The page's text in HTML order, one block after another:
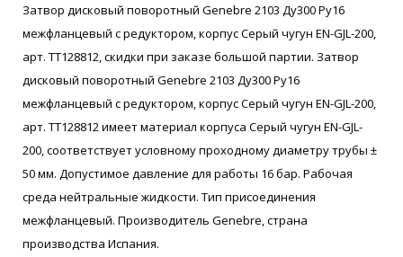
Затвор дисковый поворотный Genebre 2103 Ду300 Ру16
межфланцевый с редуктором, корпус Серый чугун EN-GJL-200,
арт. ТТ128812, скидки при заказе большой партии. Затвор
дисковый поворотный Genebre 2103 Ду300 Ру16
межфланцевый с редуктором, корпус Серый чугун EN-GJL-200,
арт. ТТ128812 имеет материал корпуса Серый чугун EN-GJL-
200, соответствует условному проходному диаметру трубы ±
50 мм. Допустимое давление для работы 16 бар. Рабочая
среда нейтральные жидкости. Тип присоединения
межфланцевый. Производитель Genebre, страна
производства Испания.